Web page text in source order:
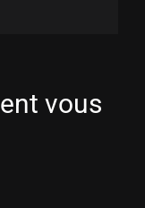
vous